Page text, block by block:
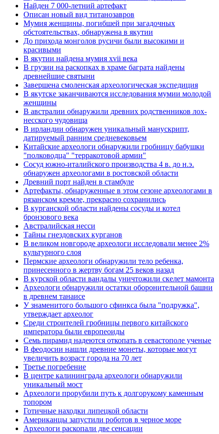
Найден 7 000-летний артефакт
Описан новый вид титанозавров
Мумия женщины, погибшей при загадочных
обстоятельствах, обнаружена в якутии
До прихода монголов русичи были высокими и
красивыми
В якутии найдена мумия xvii века
В грузии на раскопках в храме баграта найдены
древнейшие святыни
Завершена смоленская археологическая экспедиция
В якутске заканчиваются исследования мумии молодой
женщины
В австралии обнаружили древних родственников лох-
несского чудовища
В ирландии обнаружен уникальный манускрипт,
датируемый ранним средневековьем
Китайские археологи обнаружили гробницу бабушки
"полководца" "терракотовой армии"
Сосуд южно-италийского производства 4 в. до н.э.
обнаружен археологами в ростовской области
Древний порт найден в стамбуле
Артефакты, обнаруженные в этом сезоне археологами в
рязанском кремле, прекрасно сохранились
В курганской области найдены сосуды и котел
бронзового века
Австралийская несси
Тайны гнездовских курганов
В великом новгороде археологи исследовали менее 2%
культурного слоя
Пермские археологи обнаружили тело ребенка,
принесенного в жертву богам 25 веков назад
В курской области вандалы уничтожили скелет мамонта
Археологи обнаружили остатки оборонительной башни
в древнем танаисе
У знаменитого большого сфинкса была "подружка",
утверждает археолог
Среди строителей гробницы первого китайского
императора были европеоиды
Семь пирамид надеются откопать в севастополе ученые
В феодосии нашли древние монеты, которые могут
увеличить возраст города на 70 лет
Третье погребение
В центре калининграда археологи обнаружили
уникальный мост
Археологи прорубили путь к долгорукому каменным
топором
Готичные находки липецкой области
Американцы запустили роботов в черное море
Археологи раскопали две сенсации